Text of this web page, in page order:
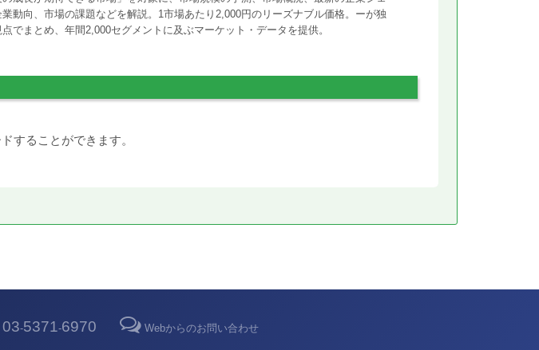
業動向、市場の課題などを解説。1市場あたり2,000円のリーズナブル価格。ーが独
点でまとめ、年間2,000セグメントに及ぶマーケット・データを提供。
することができます。
03-5371-6970 Webからのお問い合わせ